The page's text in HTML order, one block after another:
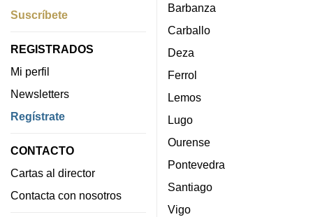
Suscríbete
REGISTRADOS
Mi perfil
Newsletters
Regístrate
CONTACTO
Cartas al director
Contacta con nosotros
Barbanza
Carballo
Deza
Ferrol
Lemos
Lugo
Ourense
Pontevedra
Santiago
Vigo